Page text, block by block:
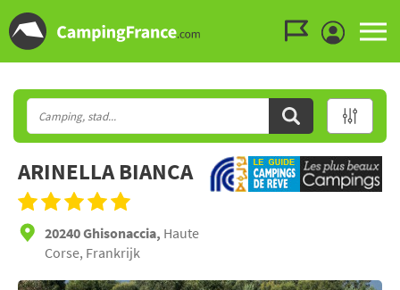
ARINELLA BIANCA
20240 Ghisonaccia, Haute
Corse, Frankrijk